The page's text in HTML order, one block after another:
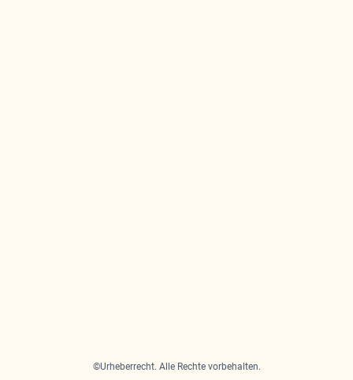
©Urheberrecht. Alle Rechte vorbehalten.